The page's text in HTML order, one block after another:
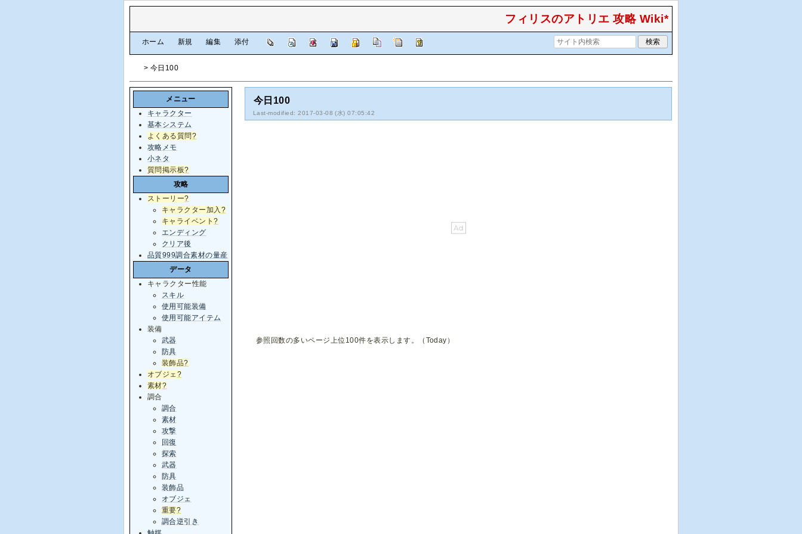
フィリスのアトリエ 攻略 Wiki*
ホーム 新規 編集 添付
> 今日100
今日100
Last-modified: 2017-03-08 (水) 07:05:42
参照回数の多いページ上位100件を表示します。（Today）
メニュー
キャラクター
基本システム
よくある質問?
攻略メモ
小ネタ
質問掲示板?
攻略
ストーリー?
キャラクター加入 ?
キャライベント?
エンディング
クリア後
品質999調合素材の量産
データ
キャラクター性能
スキル
使用可能装備
使用可能アイテム
装備
武器
防具
装飾品?
オブジェ?
素材?
調合
調合
素材
攻撃
回復
探索
武器
防具
装飾品
オブジェ
重要?
調合逆引き